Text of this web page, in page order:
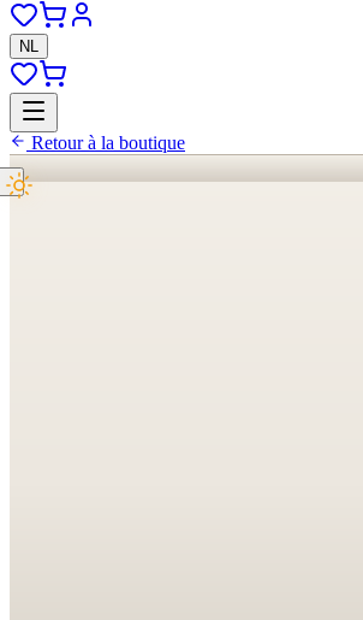
NL
Retour à la boutique